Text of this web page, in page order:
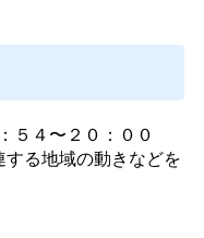
５４〜２０：００
する地域の動きなどを